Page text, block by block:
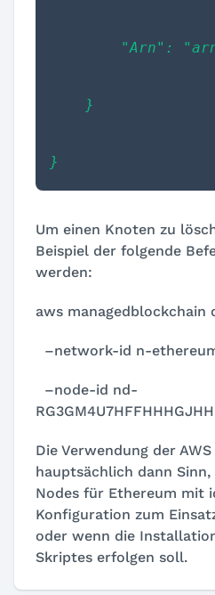
"Arn":
}
}
Um einen Knoten zu
Beispiel der folgende
werden:
aws managedblockchain
–network-id n-
–node-id nd-
Die Verwendung der
hauptsächlich dann
Nodes für Ethereum mit
Konfiguration zum
oder wenn die
Skriptes erfolgen soll.